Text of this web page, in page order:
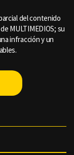
del contenido
MULTIMEDIOS; su
infracción y un